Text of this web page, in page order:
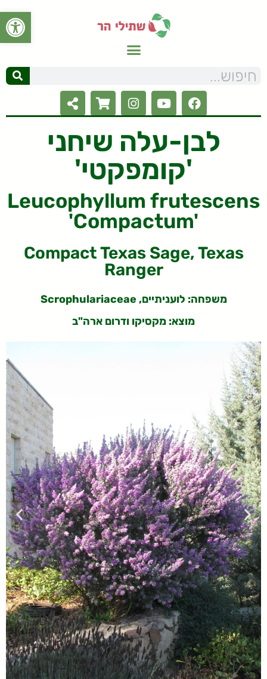
פתח
לבן-עלה שיחני
'קומפקטי'
Leucophyllum frutescens
'Compactum'
Compact Texas Sage, Texas
Ranger
משפחה: לועניתיים, Scrophulariaceae
מוצא: מקסיקו ודרום ארה"ב